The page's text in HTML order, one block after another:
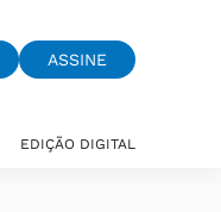
ASSINE
EDIÇÃO DIGITAL